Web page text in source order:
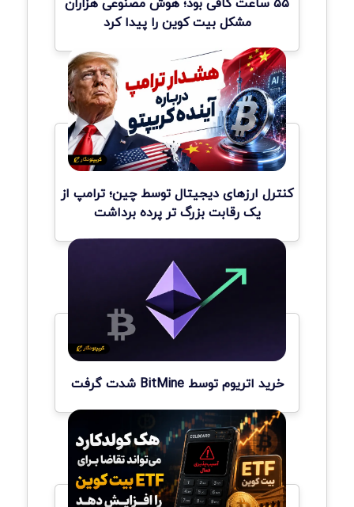
مشکل بیت کوین را پیدا کرد
کنترل ارزهای دیجیتال توسط چین؛ ترامپ از
یک رقابت بزرگ تر پرده برداشت
خرید اتریوم توسط BitMine شدت گرفت